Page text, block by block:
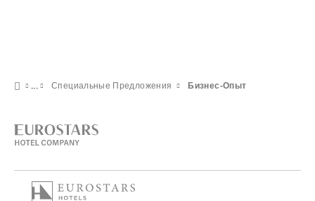
Специальные Предложения Бизнес-Опыт